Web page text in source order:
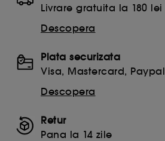
Livrare gratuita la 180 lei
Descopera
Plata securizata
Visa, Mastercard, Paypal
Descopera
Retur
Pana la 14 zile